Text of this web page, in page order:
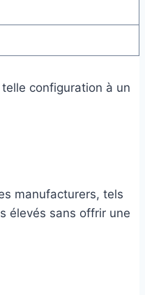
configuration à un
manufacturers, tels
élevés sans offrir une